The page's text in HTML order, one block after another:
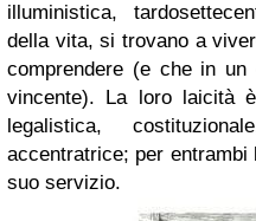
illuministica,
della vita, si trovano a
comprendere (e che in
vincente). La loro laicità
legalistica,
accentratrice; per
suo servizio.